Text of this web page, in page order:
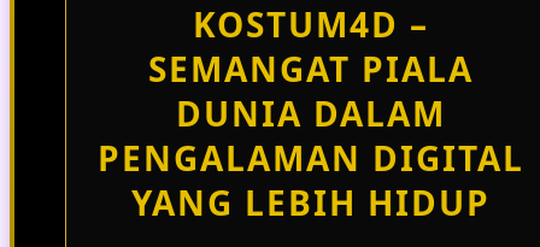
KOSTUM4D –
SEMANGAT PIALA
DUNIA DALAM
PENGALAMAN DIGITAL
YANG LEBIH HIDUP